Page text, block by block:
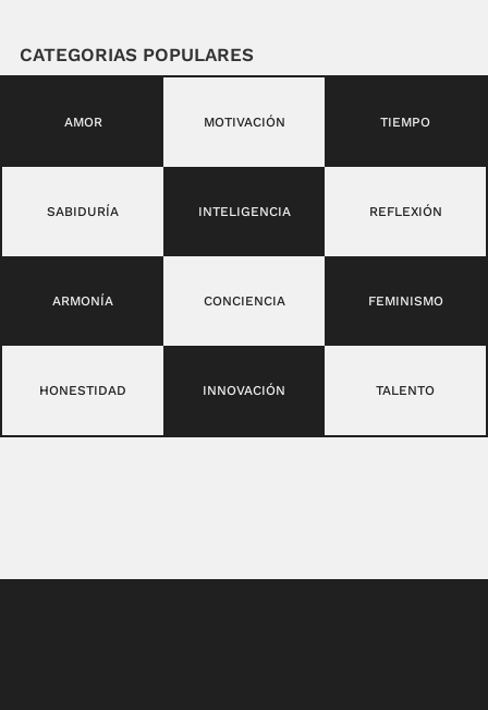
CATEGORIAS POPULARES
AMOR MOTIVACIÓN TIEMPO
SABIDURÍA INTELIGENCIA REFLEXIÓN
ARMONÍA CONCIENCIA FEMINISMO
HONESTIDAD INNOVACIÓN TALENTO